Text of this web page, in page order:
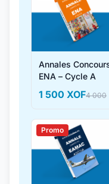
Annales
ENA – Cycle A
1 500 XOF4 000
Promo